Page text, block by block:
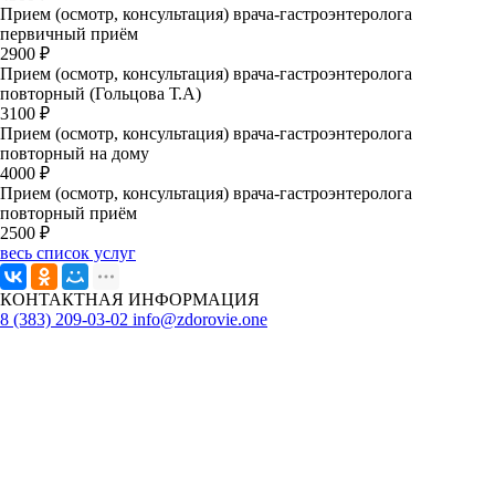
Прием (осмотр, консультация) врача-гастроэнтеролога
первичный приём
2900 ₽
Прием (осмотр, консультация) врача-гастроэнтеролога
повторный (Гольцова Т.А)
3100 ₽
Прием (осмотр, консультация) врача-гастроэнтеролога
повторный на дому
4000 ₽
Прием (осмотр, консультация) врача-гастроэнтеролога
повторный приём
2500 ₽
весь список услуг
КОНТАКТНАЯ ИНФОРМАЦИЯ
8 (383) 209-03-02 info@zdorovie.one